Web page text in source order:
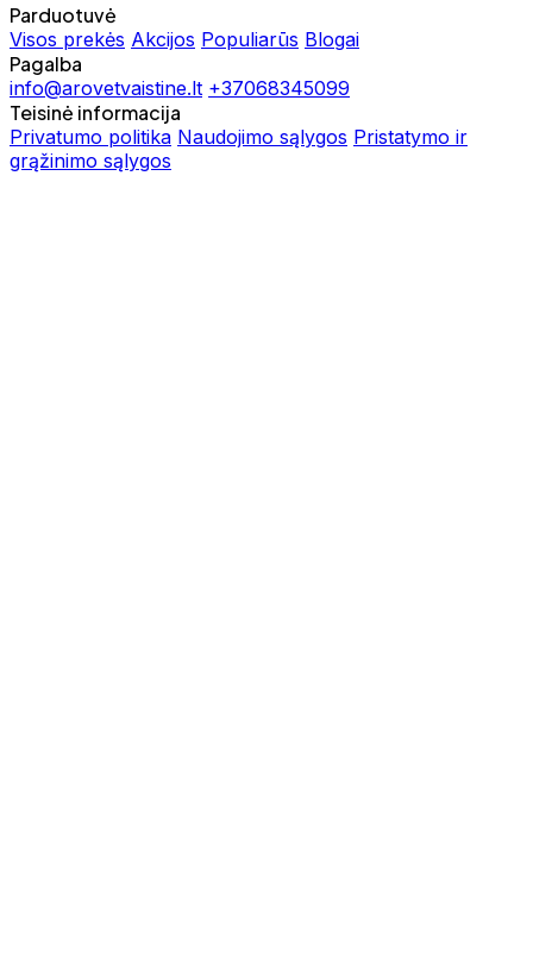
Parduotuvė
Visos prekės Akcijos Populiarūs Blogai
Pagalba
info@arovetvaistine.lt +37068345099
Teisinė informacija
Privatumo politika Naudojimo sąlygos Pristatymo ir
grąžinimo sąlygos